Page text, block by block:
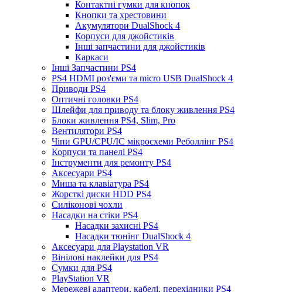
Контактні гумки для кнопок
Кнопки та хрестовини
Акумулятори DualShock 4
Корпуси для джойстиків
Інші запчастини для джойстиків
Каркаси
Інші Запчастини PS4
PS4 HDMI роз'єми та micro USB DualShock 4
Приводи PS4
Оптичні головки PS4
Шлейфи для приводу та блоку живлення PS4
Блоки живлення PS4, Slim, Pro
Вентилятори PS4
Чіпи GPU/CPU/IC мікросхеми Реболлінг PS4
Корпуси та панелі PS4
Інструменти для ремонту PS4
Аксесуари PS4
Миша та клавіатура PS4
Жорсткі диски HDD PS4
Силіконові чохли
Насадки на стіки PS4
Насадки захисні PS4
Насадки тюнінг DualShock 4
Аксесуари для Playstation VR
Вінілові наклейки для PS4
Сумки для PS4
PlayStation VR
Мережеві адаптери, кабелі, перехідники PS4